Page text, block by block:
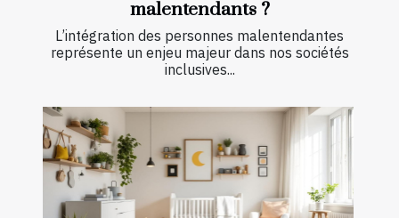
malentendants ?
L’intégration des personnes malentendantes
représente un enjeu majeur dans nos sociétés
inclusives...